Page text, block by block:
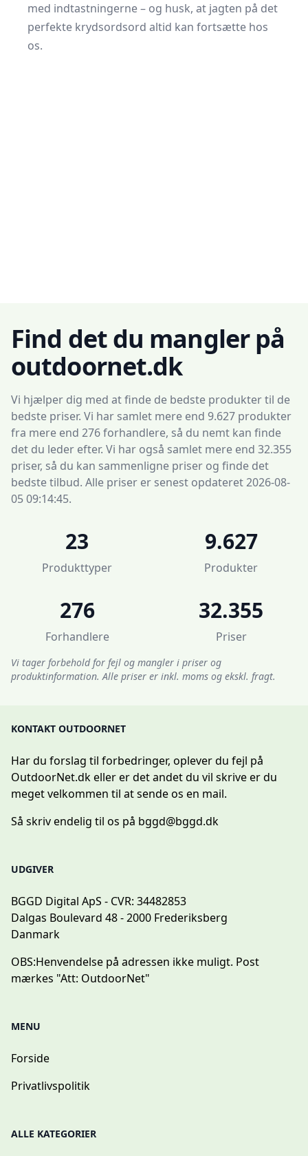
med indtastningerne – og husk, at jagten på det
perfekte krydsordsord altid kan fortsætte hos
os.
Find det du mangler på
outdoornet.dk
Vi hjælper dig med at finde de bedste produkter til de
bedste priser. Vi har samlet mere end 9.627 produkter
fra mere end 276 forhandlere, så du nemt kan finde
det du leder efter. Vi har også samlet mere end 32.355
priser, så du kan sammenligne priser og finde det
bedste tilbud. Alle priser er senest opdateret 2026-08-
05 09:14:45.
23
Produkttyper
9.627
Produkter
276
Forhandlere
32.355
Priser
Vi tager forbehold for fejl og mangler i priser og
produktinformation. Alle priser er inkl. moms og ekskl. fragt.
KONTAKT OUTDOORNET
Har du forslag til forbedringer, oplever du fejl på
OutdoorNet.dk eller er det andet du vil skrive er du
meget velkommen til at sende os en mail.
Så skriv endelig til os på bggd@bggd.dk
UDGIVER
BGGD Digital ApS - CVR: 34482853
Dalgas Boulevard 48 - 2000 Frederiksberg
Danmark
OBS:Henvendelse på adressen ikke muligt. Post
mærkes "Att: OutdoorNet"
MENU
Forside
Privatlivspolitik
ALLE KATEGORIER